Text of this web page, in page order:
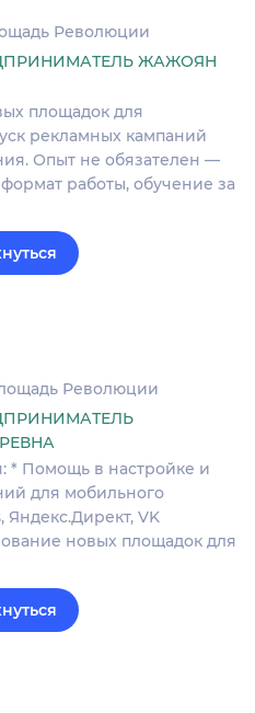
Революции
ЖАЖОЯН
площадок для
рекламных кампаний
Опыт не обязателен —
работы, обучение за
Революции
* Помощь в настройке и
для мобильного
VK
новых площадок для